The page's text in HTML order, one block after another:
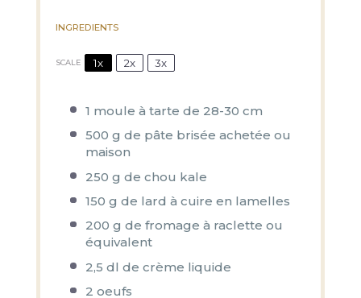
INGREDIENTS
SCALE 1x 2x 3x
1 moule à tarte de 28-30 cm
500 g de pâte brisée achetée ou
maison
250 g de chou kale
150 g de lard à cuire en lamelles
200 g de fromage à raclette ou
équivalent
2,5 dl de crème liquide
2 oeufs